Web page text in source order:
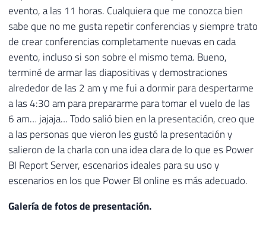
evento, a las 11 horas. Cualquiera que me conozca bien
sabe que no me gusta repetir conferencias y siempre trato
de crear conferencias completamente nuevas en cada
evento, incluso si son sobre el mismo tema. Bueno,
terminé de armar las diapositivas y demostraciones
alrededor de las 2 am y me fui a dormir para despertarme
a las 4:30 am para prepararme para tomar el vuelo de las
6 am… jajaja… Todo salió bien en la presentación, creo que
a las personas que vieron les gustó la presentación y
salieron de la charla con una idea clara de lo que es Power
BI Report Server, escenarios ideales para su uso y
escenarios en los que Power BI online es más adecuado.
Galería de fotos de presentación.